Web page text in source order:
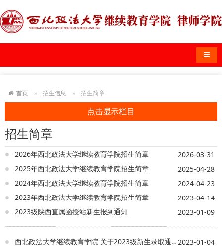
导航
首页 招生信息 招生简章
点击显示栏目
招生简章
2026年西北政法大学继续教育学院招生简章
2026-03-31
2025年西北政法大学继续教育学院招生简章
2025-04-28
2024年西北政法大学继续教育学院招生简章
2024-04-23
2023年西北政法大学继续教育学院招生简章
2023-04-14
2023级陕西直属函授站新生报到通知
2023-01-09
西北政法大学继续教育学院 关于2023级新生录取通知2023-01-04